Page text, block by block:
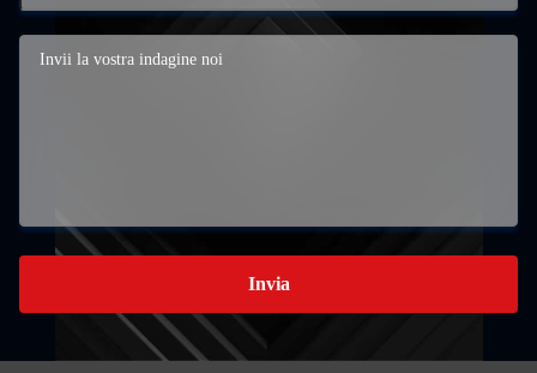
Invia